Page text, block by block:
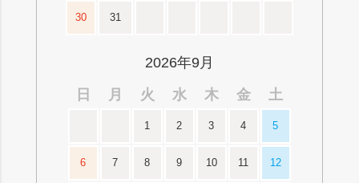
30 31
2026年9月
日
月 火 水 木 金 土
1 2 3 4 5
6 7 8 9 10 11 12